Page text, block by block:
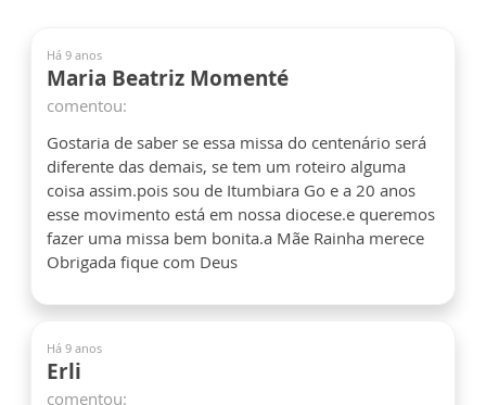
Há 9 anos
Maria Beatriz Momenté
comentou:
Gostaria de saber se essa missa do centenário será
diferente das demais, se tem um roteiro alguma
coisa assim.pois sou de Itumbiara Go e a 20 anos
esse movimento está em nossa diocese.e queremos
fazer uma missa bem bonita.a Mãe Rainha merece
Obrigada fique com Deus
Há 9 anos
Erli
comentou: